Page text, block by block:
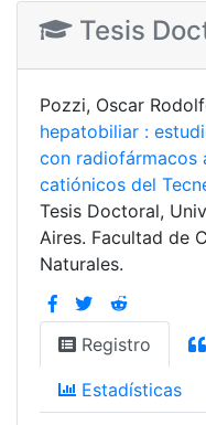
Tesis
Pozzi, Oscar
hepatobiliar :
con radiofármacos
catiónicos del
Tesis Doctoral,
Aires. Facultad de
Naturales.
Registro
Estadísticas